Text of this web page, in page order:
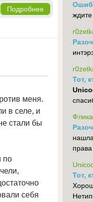
Подробнее
меня.
в селе, и
стали бы
по
себя
Тот,
Флика
Тот,